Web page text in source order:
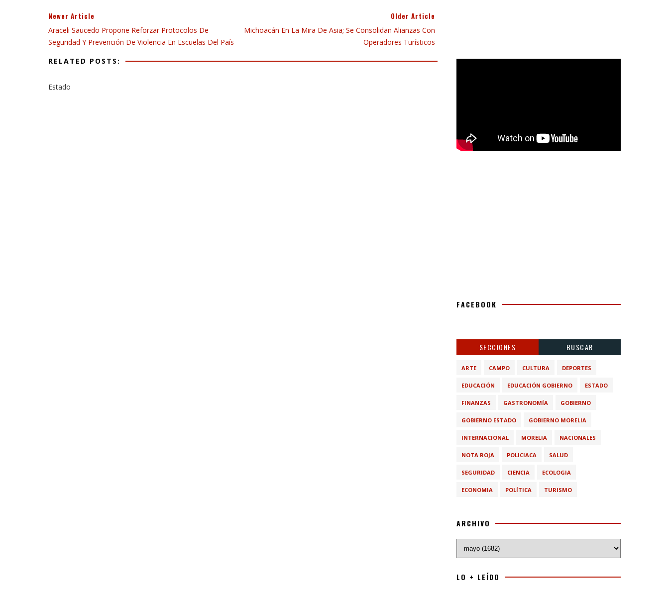
Newer Article
Araceli Saucedo Propone Reforzar Protocolos De
Seguridad Y Prevención De Violencia En Escuelas Del País
Older Article
Michoacán En La Mira De Asia; Se Consolidan Alianzas Con
Operadores Turísticos
RELATED POSTS:
Estado
FACEBOOK
SECCIONES BUSCAR
ARTE CAMPO CULTURA DEPORTES
EDUCACIÓN EDUCACIÓN GOBIERNO ESTADO
FINANZAS GASTRONOMÍA GOBIERNO
GOBIERNO ESTADO GOBIERNO MORELIA
INTERNACIONAL MORELIA NACIONALES
NOTA ROJA POLICIACA SALUD
SEGURIDAD CIENCIA ECOLOGIA
ECONOMIA POLÍTICA TURISMO
ARCHIVO
LO + LEÍDO